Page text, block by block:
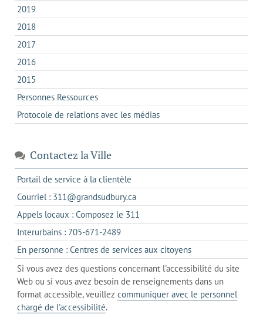
2019
2018
2017
2016
2015
Personnes Ressources
Protocole de relations avec les médias
Contactez la Ville
Portail de service à la clientèle
dans
un
nouvel
Courriel : 311@grandsudbury.cas'ouvre
dans
votre
de
messagerie
Appels locaux : Composez le 311
dans
un
client
de
votre
téléphone
Interurbains : 705-671-2489s'ouvre
dans
un
client
de
votre
En personne : Centres de services aux citoyenss'ouvre
dans
l'onglet
actuel
Si vous avez des questions concernant l'accessibilité du site
Web ou si vous avez besoin de renseignements dans un
format accessible, veuillez communiquer avec le personnel
chargé de l'accessibilité.